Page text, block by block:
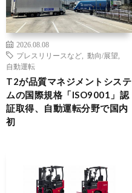
2026.08.08
プレスリリースなど
動向/展望
自動運転
T2が品質マネジメントシステ
ムの国際規格「ISO9001」認
証取得、自動運転分野で国内
初